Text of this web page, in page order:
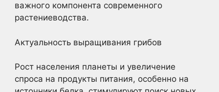
важного компонента современного
растениеводства.
Актуальность выращивания грибов
Рост населения планеты и увеличение
спроса на продукты питания, особенно на